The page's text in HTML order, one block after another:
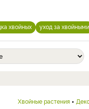
хвойных уход за хвойными
Хвойные растения